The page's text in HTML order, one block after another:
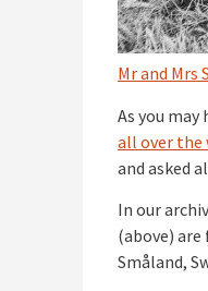
Mr and Mrs
As you
all over the
and asked
In our
(above)
Småland,